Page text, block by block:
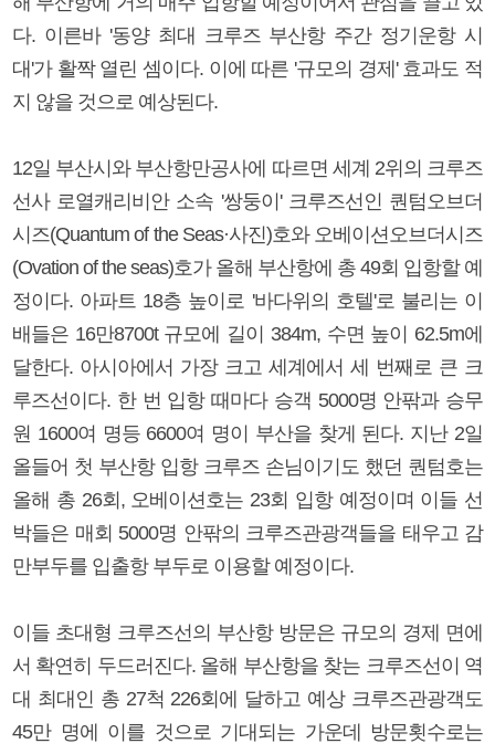
다. 이른바 '동양 최대 크루즈 부산항 주간 정기운항 시
대'가 활짝 열린 셈이다. 이에 따른 '규모의 경제' 효과도 적
지 않을 것으로 예상된다.
12일 부산시와 부산항만공사에 따르면 세계 2위의 크루즈
선사 로열캐리비안 소속 '쌍둥이' 크루즈선인 퀀텀오브더
시즈(Quantum of the Seas·사진)호와 오베이션오브더시즈
(Ovation of the seas)호가 올해 부산항에 총 49회 입항할 예
정이다. 아파트 18층 높이로 '바다위의 호텔'로 불리는 이
배들은 16만8700t 규모에 길이 384m, 수면 높이 62.5m에
달한다. 아시아에서 가장 크고 세계에서 세 번째로 큰 크
루즈선이다. 한 번 입항 때마다 승객 5000명 안팎과 승무
원 1600여 명등 6600여 명이 부산을 찾게 된다. 지난 2일
올들어 첫 부산항 입항 크루즈 손님이기도 했던 퀀텀호는
올해 총 26회, 오베이션호는 23회 입항 예정이며 이들 선
박들은 매회 5000명 안팎의 크루즈관광객들을 태우고 감
만부두를 입출항 부두로 이용할 예정이다.
이들 초대형 크루즈선의 부산항 방문은 규모의 경제 면에
서 확연히 두드러진다. 올해 부산항을 찾는 크루즈선이 역
대 최대인 총 27척 226회에 달하고 예상 크루즈관광객도
45만 명에 이를 것으로 기대되는 가운데 방문횟수로는